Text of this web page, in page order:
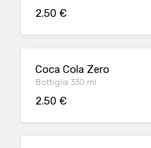
2.50 €
Coca Cola Zero
Bottiglia 330 ml
2.50 €